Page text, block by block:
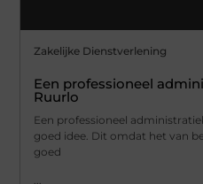
Zakelijke Dienstverlening
Een professioneel
Ruurlo
Een professioneel
goed idee. Dit omdat het van
goed